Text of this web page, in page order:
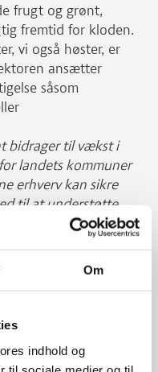
Om
indhold og
frugt og grønt,
fremtid for kloden.
vi også høster, er
ansætter
såsom
bidrager til vækst i
landets kommuner
erhverv kan sikre
til at understøtte
planter og planterige
arbejdsforhold
et produkt. Vi
og ikke